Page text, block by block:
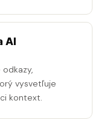
AI
odkazy,
vysvetľuje
kontext.